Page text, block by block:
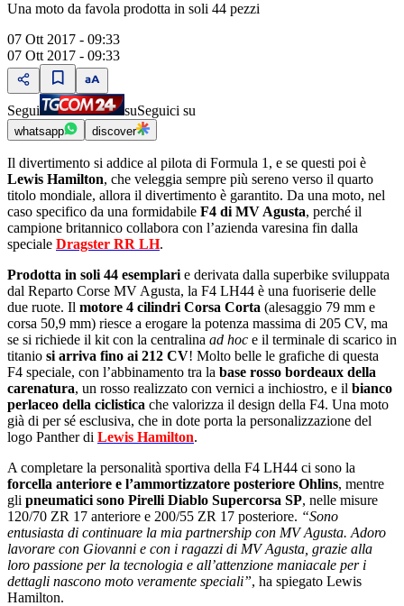
Una moto da favola prodotta in soli 44 pezzi
07 Ott 2017 - 09:33
07 Ott 2017 - 09:33
Segui suSeguici su
whatsapp discover
Il divertimento si addice al pilota di Formula 1, e se questi poi è
Lewis Hamilton, che veleggia sempre più sereno verso il quarto
titolo mondiale, allora il divertimento è garantito. Da una moto, nel
caso specifico da una formidabile F4 di MV Agusta, perché il
campione britannico collabora con lʼazienda varesina fin dalla
speciale Dragster RR LH.
Prodotta in soli 44 esemplari e derivata dalla superbike sviluppata
dal Reparto Corse MV Agusta, la F4 LH44 è una fuoriserie delle
due ruote. Il motore 4 cilindri Corsa Corta (alesaggio 79 mm e
corsa 50,9 mm) riesce a erogare la potenza massima di 205 CV, ma
se si richiede il kit con la centralina ad hoc e il terminale di scarico in
titanio si arriva fino ai 212 CV! Molto belle le grafiche di questa
F4 speciale, con l’abbinamento tra la base rosso bordeaux della
carenatura, un rosso realizzato con vernici a inchiostro, e il bianco
perlaceo della ciclistica che valorizza il design della F4. Una moto
già di per sé esclusiva, che in dote porta la personalizzazione del
logo Panther di Lewis Hamilton.
A completare la personalità sportiva della F4 LH44 ci sono la
forcella anteriore e lʼammortizzatore posteriore Ohlins, mentre
gli pneumatici sono Pirelli Diablo Supercorsa SP, nelle misure
120/70 ZR 17 anteriore e 200/55 ZR 17 posteriore. “Sono
entusiasta di continuare la mia partnership con MV Agusta. Adoro
lavorare con Giovanni e con i ragazzi di MV Agusta, grazie alla
loro passione per la tecnologia e all’attenzione maniacale per i
dettagli nascono moto veramente speciali”, ha spiegato Lewis
Hamilton.